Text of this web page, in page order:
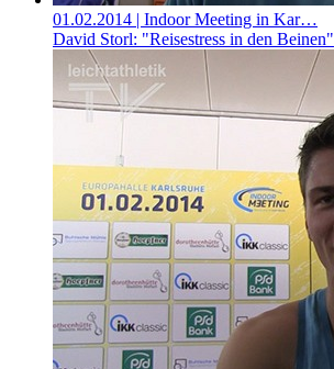
01.02.2014 | Indoor Meeting in Kar…
David Storl: "Reisestress in den Beinen"